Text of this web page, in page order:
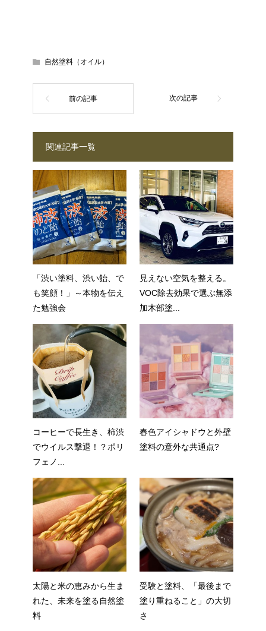
自然塗料（オイル）
関連記事一覧
「渋い塗料、渋い飴、で
も笑顔！」～本物を伝え
た勉強会
見えない空気を整える。
VOC除去効果で選ぶ無添
加木部塗...
コーヒーで長生き、柿渋
でウイルス撃退！？ポリ
フェノ...
春色アイシャドウと外壁
塗料の意外な共通点?
太陽と米の恵みから生ま
れた、未来を塗る自然塗
料
受験と塗料、「最後まで
塗り重ねること」の大切
さ